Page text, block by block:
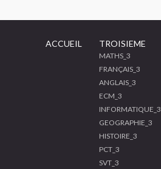
ACCUEIL TROISIEME
MATHS_3
FRANÇAIS_3
ANGLAIS_3
ECM_3
INFORMATIQUE_3
GEOGRAPHIE_3
HISTOIRE_3
PCT_3
SVT_3